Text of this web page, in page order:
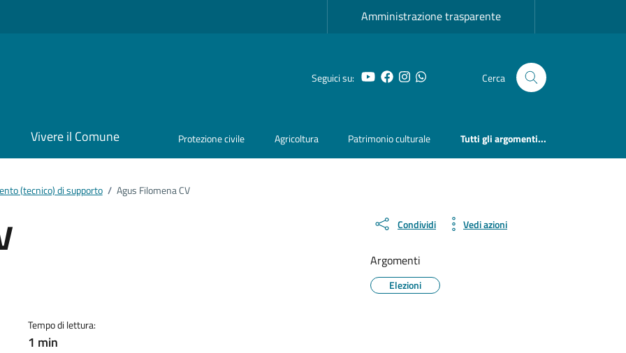
Amministrazione trasparente
Seguici su: YouTube
Facebook
Instagram
Whatsapp Cerca
Vivere il Comune Protezione civile Agricoltura Patrimonio culturale Tutti gli argomenti...
(tecnico) di supporto / Agus Filomena CV
Tempo di lettura:
1 min
Condividi Vedi azioni
Argomenti
Elezioni